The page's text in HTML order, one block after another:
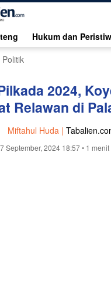
Hukum dan
Politik
2024,
Relawan di
Miftahul Huda |
September, 2024 18:57• 1